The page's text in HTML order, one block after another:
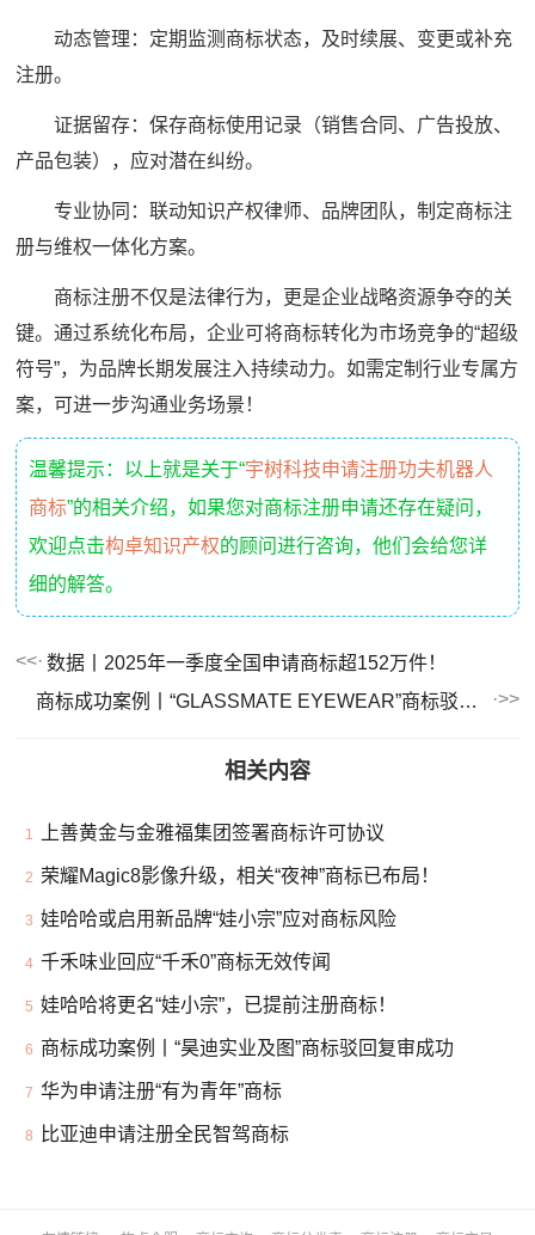
动态管理：定期监测商标状态，及时续展、变更或补充
注册。
证据留存：保存商标使用记录（销售合同、广告投放、
产品包装），应对潜在纠纷。
专业协同：联动知识产权律师、品牌团队，制定商标注
册与维权一体化方案。
商标注册不仅是法律行为，更是企业战略资源争夺的关
键。通过系统化布局，企业可将商标转化为市场竞争的“超级
符号”，为品牌长期发展注入持续动力。如需定制行业专属方
案，可进一步沟通业务场景！
温馨提示：以上就是关于“宇树科技申请注册功夫机器人
商标”的相关介绍，如果您对商标注册申请还存在疑问，
欢迎点击构卓知识产权的顾问进行咨询，他们会给您详
细的解答。
数据丨2025年一季度全国申请商标超152万件！
商标成功案例丨“GLASSMATE EYEWEAR”商标驳回复审胜诉简析
相关内容
1 上善黄金与金雅福集团签署商标许可协议
2 荣耀Magic8影像升级，相关“夜神”商标已布局！
3 娃哈哈或启用新品牌“娃小宗”应对商标风险
4 千禾味业回应“千禾0”商标无效传闻
5 娃哈哈将更名“娃小宗”，已提前注册商标！
6 商标成功案例丨“昊迪实业及图”商标驳回复审成功
7 华为申请注册“有为青年”商标
8 比亚迪申请注册全民智驾商标